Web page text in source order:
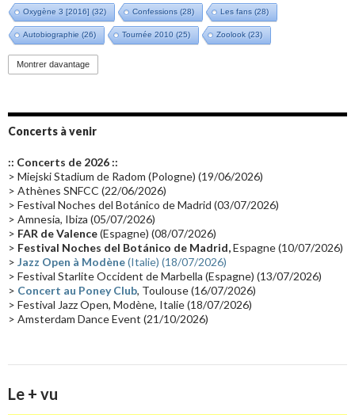
Oxygène 3 [2016] (32) Confessions (28) Les fans (28)
Autobiographie (26) Tournée 2010 (25) Zoolook (23)
Promo 2019(23)
Groupe de Recherche Musicale
Passages radio Vidéo Jarrecast (16) Synthé 80's
Les concerts en Chine(16) Cinéma
Synthé Roland(15) Belgique(15)
(14) Astronomie (14)
Tournée 2025(14) 2024(14) Chine(13)
Montrer davantage
Concerts à venir
:: Concerts de 2026 ::
> Miejski Stadium de Radom (Pologne) (19/06/2026)
> Athènes SNFCC (22/06/2026)
> Festival Noches del Botánico de Madrid (03/07/2026)
> Amnesia, Ibiza (05/07/2026)
> FAR de Valence(Espagne) (08/07/2026)
> Festival Noches del Botánico de Madrid,Espagne (10/07/2026)
> Jazz Open à Modène(Italie) (18/07/2026)
> Festival Starlite Occident de Marbella (Espagne) (13/07/2026)
> Concert au Poney Club, Toulouse (16/07/2026)
> Festival Jazz Open, Modène, Italie (18/07/2026)
> Amsterdam Dance Event (21/10/2026)
Le + vu